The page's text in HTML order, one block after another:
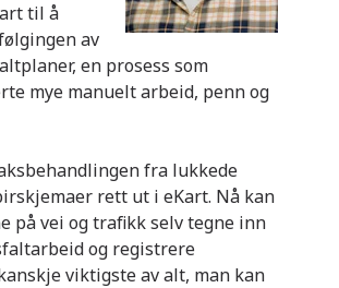
til å
av
en prosess som
mye manuelt arbeid, penn og
fra lukkede
rett ut i eKart. Nå kan
på vei og trafikk selv tegne inn
og registrere
viktigste av alt, man kan